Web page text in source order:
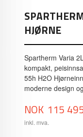
HJØRNE
Spartherm Varia
kompakt,
55h H2O
moderne design
Pris
NOK 115
inkl. mva.